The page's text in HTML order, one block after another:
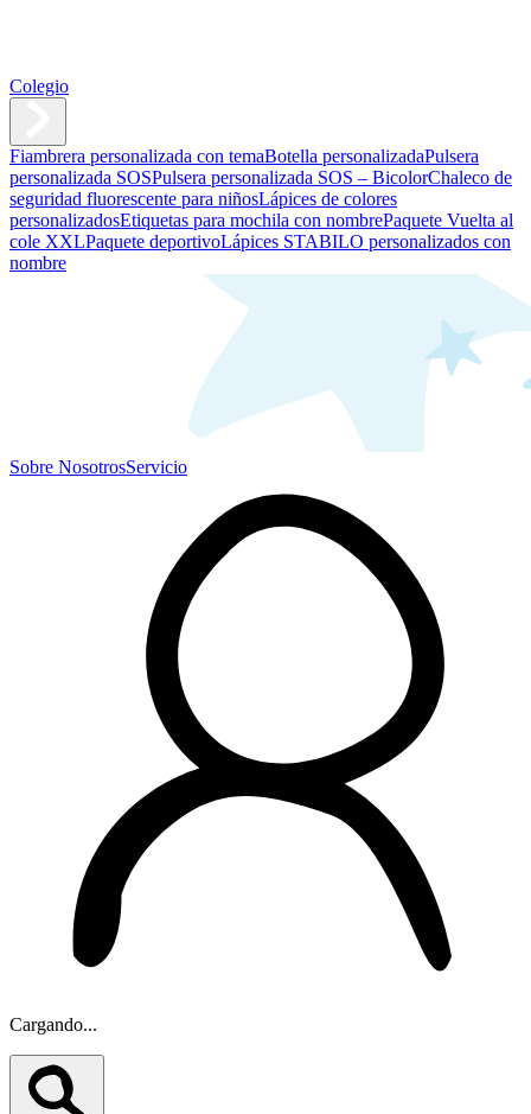
Colegio
Fiambrera personalizada con temaBotella personalizadaPulsera
personalizada SOSPulsera personalizada SOS – BicolorChaleco de
seguridad fluorescente para niñosLápices de colores
personalizadosEtiquetas para mochila con nombrePaquete Vuelta al
cole XXLPaquete deportivoLápices STABILO personalizados con
nombre
Sobre NosotrosServicio
Cargando...